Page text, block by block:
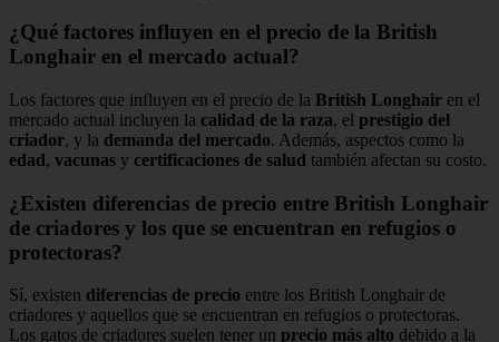
¿Qué factores influyen en el precio de la British
Longhair en el mercado actual?
Los factores que influyen en el precio de la British Longhair en el
mercado actual incluyen la calidad de la raza, el prestigio del
criador, y la demanda del mercado. Además, aspectos como la
edad, vacunas y certificaciones de salud también afectan su costo.
¿Existen diferencias de precio entre British Longhair
de criadores y los que se encuentran en refugios o
protectoras?
Sí, existen diferencias de precio entre los British Longhair de
criadores y aquellos que se encuentran en refugios o protectoras.
Los gatos de criadores suelen tener un precio más alto debido a la